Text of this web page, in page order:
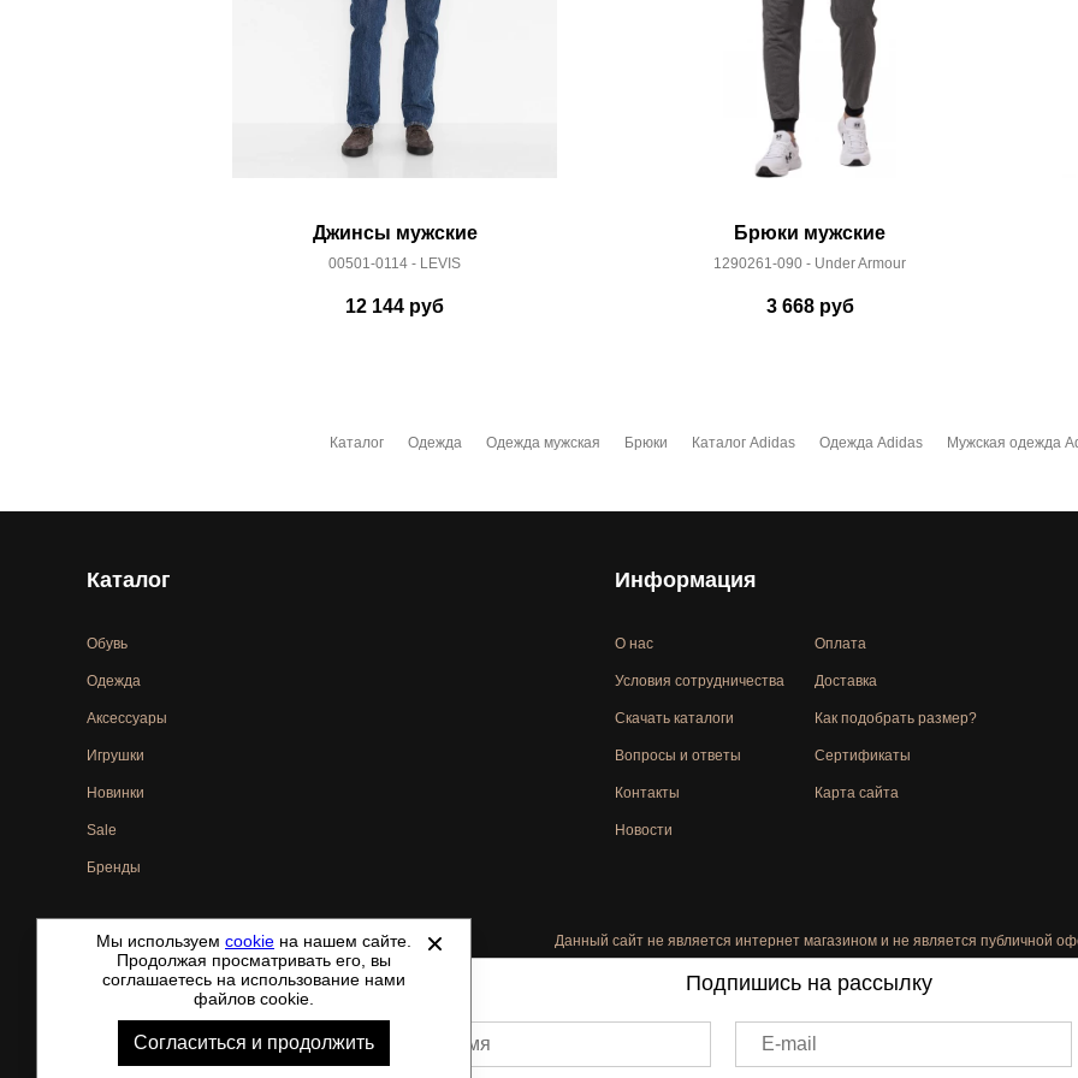
Джинсы мужские
00501-0114 - LEVIS
12 144 руб
Брюки мужские
1290261-090 - Under Armour
3 668руб
Каталог Одежда Одежда мужская Брюки Каталог Adidas Одежда Adidas Мужская одежда
Каталог
Обувь
Одежда
Аксессуары
Игрушки
Новинки
Sale
Бренды
Информация
О нас
Условия сотрудничества
Скачать каталоги
Вопросы и ответы
Контакты
Новости
Оплата
Доставка
Как подобрать размер?
Сертификаты
Карта сайта
©2021-2026 - ShoesTown.ru - все права защищены. Данный сайт не является интернет магазином и не является публичной
Мы используем cookie на нашем сайте.
Продолжая просматривать его, вы
соглашаетесь на использование нами
файлов cookie.
Согласиться и продолжить
Подпишись на рассылку
Ваше имя E-mail